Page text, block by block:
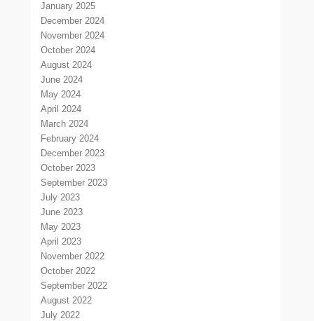
January 2025
December 2024
November 2024
October 2024
August 2024
June 2024
May 2024
April 2024
March 2024
February 2024
December 2023
October 2023
September 2023
July 2023
June 2023
May 2023
April 2023
November 2022
October 2022
September 2022
August 2022
July 2022